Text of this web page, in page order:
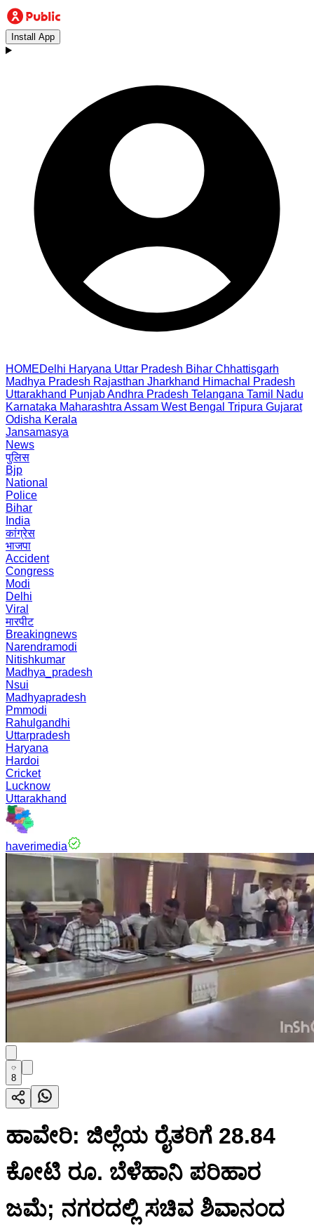
Install App
HOMEDelhi Haryana Uttar Pradesh Bihar Chhattisgarh
Madhya Pradesh Rajasthan Jharkhand Himachal Pradesh
Uttarakhand PunjabAndhra Pradesh Telangana Tamil Nadu
Karnataka Maharashtra Assam West Bengal Tripura Gujarat
Odisha Kerala
Jansamasya
News
पुलिस
Bjp
National
Police
Bihar
India
कांग्रेस
भाजपा
Accident
Congress
Modi
Delhi
Viral
मारपीट
Breakingnews
Narendramodi
Nitishkumar
Madhya_pradesh
Nsui
Madhyapradesh
Pmmodi
Rahulgandhi
Uttarpradesh
Haryana
Hardoi
Cricket
Lucknow
Uttarakhand
haverimedia
8
ಹಾವೇರಿ: ಜಿಲ್ಲೆಯ ರೈತರಿಗೆ 28.84
ಕೋಟಿ ರೂ. ಬೆಳೆಹಾನಿ ಪರಿಹಾರ
ಜಮೆ; ನಗರದಲ್ಲಿ ಸಚಿವ ಶಿವಾನಂದ